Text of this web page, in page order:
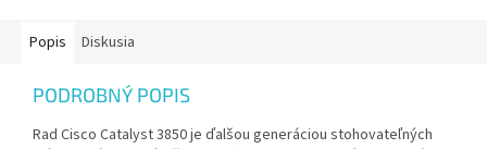
Popis Diskusia
PODROBNÝ POPIS
Rad Cisco Catalyst 3850 je ďalšou generáciou stohovateľných